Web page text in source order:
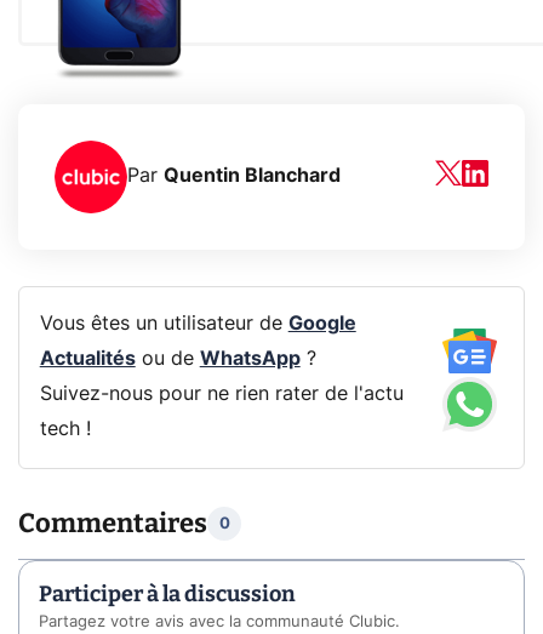
Par Quentin Blanchard
Vous êtes un utilisateur de Google
Actualitésou de WhatsApp?
Suivez-nous pour ne rien rater de l'actu
tech !
Commentaires 0
Participer à la discussion
Partagez votre avis avec la communauté Clubic.